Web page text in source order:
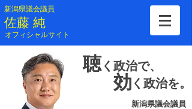
新潟県議会議員
​佐藤 純
​オフィシャルサイト
聴 く 政治で、
効 く 政治を。
新潟県議会議員